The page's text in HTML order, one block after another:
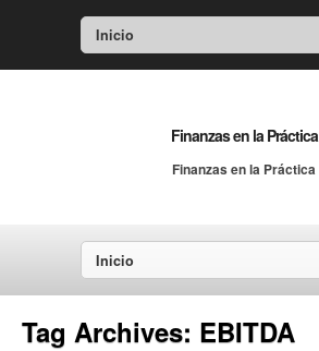
Inicio
Finanzas en la Práctica
Finanzas en la Práctica
Inicio
Tag Archives: EBITDA